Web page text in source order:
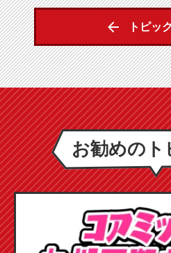
トピッ
お勧めのト